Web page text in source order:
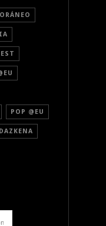
POP @EU